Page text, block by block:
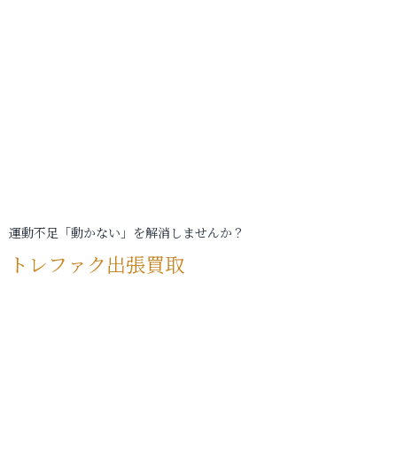
運動不足「動かない」を解消しませんか？
トレファク出張買取